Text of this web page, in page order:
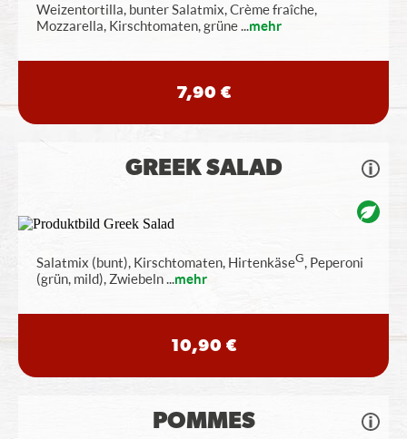
Weizentortilla, bunter Salatmix, Crème fraîche,
Mozzarella, Kirschtomaten, grüne...mehr
7,90 €
GREEK SALAD
Salatmix (bunt), Kirschtomaten, HirtenkäseG, Peperoni
(grün, mild), Zwiebeln...mehr
10,90 €
POMMES